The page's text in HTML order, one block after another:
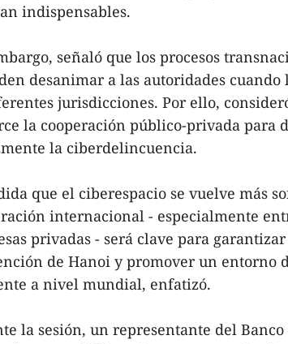
indispensables.
señaló que los procesos
desanimar a las autoridades cuando
jurisdicciones. Por ello,
la cooperación público-privada para
la ciberdelincuencia.
que el ciberespacio se vuelve más
internacional - especialmente
privadas - será clave para
de Hanoi y promover un entorno
a nivel mundial, enfatizó.
la sesión, un representante del